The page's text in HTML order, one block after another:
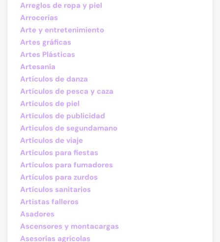
Arreglos de ropa y piel
Arrocerías
Arte y entretenimiento
Artes gráficas
Artes Plásticas
Artesanía
Artículos de danza
Artículos de pesca y caza
Artículos de piel
Artículos de publicidad
Artículos de segundamano
Artículos de viaje
Artículos para fiestas
Artículos para fumadores
Artículos para zurdos
Artículos sanitarios
Artistas falleros
Asadores
Ascensores y montacargas
Asesorías agrícolas